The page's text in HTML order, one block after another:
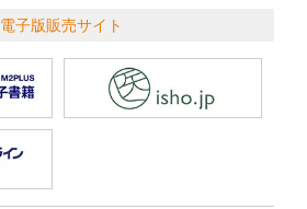
電子版販売サイト